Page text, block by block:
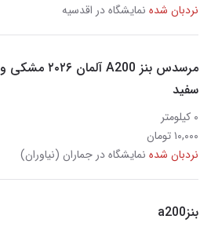
نردبان شده نمایشگاه در اقدسیه
مرسدس بنز A200 آلمان ۲۰۲۶ مشکی و
سفید
۰ کیلومتر
۱۰,۰۰۰ تومان
نردبان شده نمایشگاه در جماران (نیاوران)
بنزa200